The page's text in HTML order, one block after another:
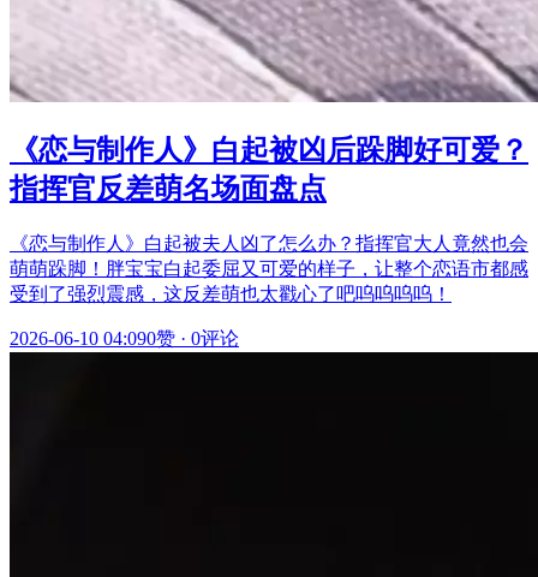
《恋与制作人》白起被凶后跺脚好可爱？
指挥官反差萌名场面盘点
《恋与制作人》白起被夫人凶了怎么办？指挥官大人竟然也会
萌萌跺脚！胖宝宝白起委屈又可爱的样子，让整个恋语市都感
受到了强烈震感，这反差萌也太戳心了吧呜呜呜呜！
2026-06-10 04:090赞 · 0评论